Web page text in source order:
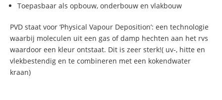
Toepasbaar als opbouw, onderbouw en vlakbouw
PVD staat voor ‘Physical Vapour Deposition’: een technologie
waarbij moleculen uit een gas of damp hechten aan het rvs
waardoor een kleur ontstaat. Dit is zeer sterk!( uv-, hitte en
vlekbestendig en te combineren met een kokendwater
kraan)